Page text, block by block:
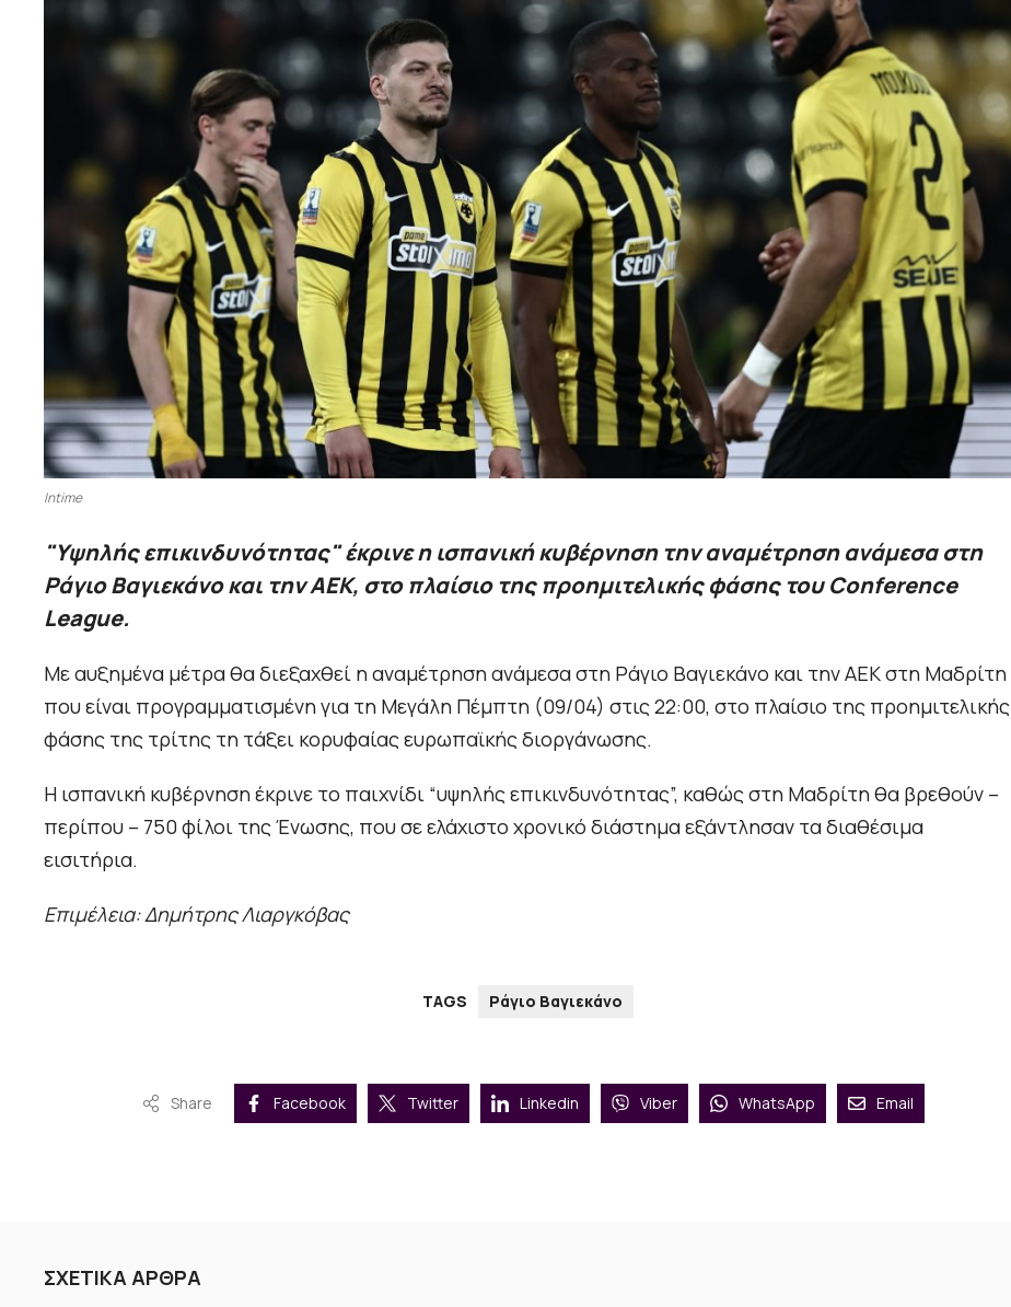
Intime
"Υψηλής επικινδυνότητας" έκρινε η ισπανική κυβέρνηση την αναμέτρηση ανάμεσα στη
Ράγιο Βαγιεκάνο και την ΑΕΚ, στο πλαίσιο της προημιτελικής φάσης του Conference
League.
Με αυξημένα μέτρα θα διεξαχθεί η αναμέτρηση ανάμεσα στη Ράγιο Βαγιεκάνο και την ΑΕΚ στη Μαδρίτη
που είναι προγραμματισμένη για τη Μεγάλη Πέμπτη (09/04) στις 22:00, στο πλαίσιο της προημιτελικής
φάσης της τρίτης τη τάξει κορυφαίας ευρωπαϊκής διοργάνωσης.
Η ισπανική κυβέρνηση έκρινε το παιχνίδι “υψηλής επικινδυνότητας”, καθώς στη Μαδρίτη θα βρεθούν –
περίπου – 750 φίλοι της Ένωσης, που σε ελάχιστο χρονικό διάστημα εξάντλησαν τα διαθέσιμα
εισιτήρια.
Επιμέλεια: Δημήτρης Λιαργκόβας
TAGS Ράγιο Βαγιεκάνο
Share Facebook Twitter Linkedin Viber WhatsApp Email
ΣΧΕΤΙΚΑ ΑΡΘΡΑ